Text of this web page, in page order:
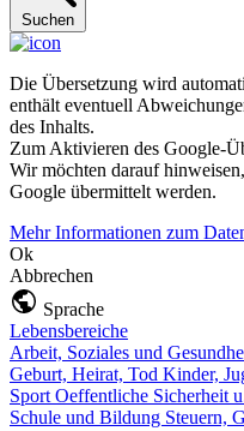
Suchen
Die Übersetzung wird
enthält eventuell
des Inhalts.
Zum Aktivieren des Google-
Wir möchten darauf
Google übermittelt werden.
Mehr Informationen zum
Ok
Abbrechen
Sprache
Lebensbereiche
Arbeit, Soziales und
Geburt, Heirat, Tod Kinder,
Sport Oeffentliche Sicherheit
Schule und Bildung Steuern,